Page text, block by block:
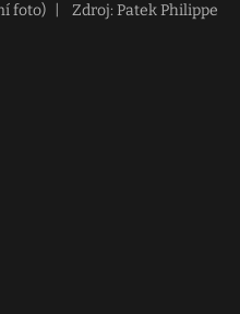
foto) Zdroj: Patek Philippe